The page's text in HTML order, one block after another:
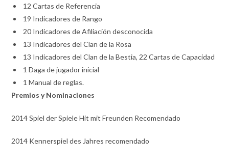
12 Cartas de Referencia
19 Indicadores de Rango
20 Indicadores de Afiliación desconocida
13 Indicadores del Clan de la Rosa
13 Indicadores del Clan de la Bestia, 22 Cartas de Capacidad
1 Daga de jugador inicial
1 Manual de reglas.
Premios y Nominaciones
2014 Spiel der Spiele Hit mit Freunden Recomendado
2014 Kennerspiel des Jahres recomendado